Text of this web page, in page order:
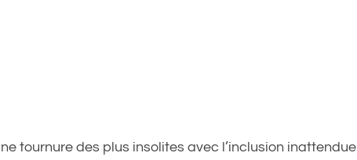
tournure des plus insolites avec l’inclusion inattendue